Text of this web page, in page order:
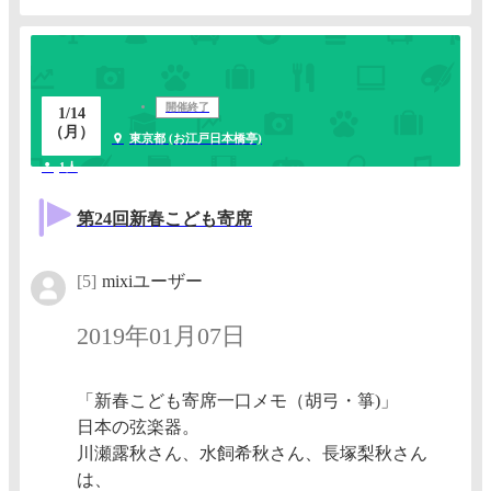
1/14
（月）
開催終了
東京都 (お江戸日本橋亭)
1人
第24回新春こども寄席
[5] mixiユーザー
2019年01月07日
「新春こども寄席一口メモ（胡弓・箏)」
日本の弦楽器。
川瀬露秋さん、水飼希秋さん、長塚梨秋さん
は、